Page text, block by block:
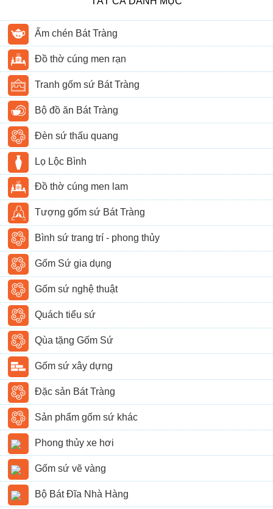
Ấm chén Bát Tràng
Đồ thờ cúng men rạn
Tranh gốm sứ Bát Tràng
Bộ đồ ăn Bát Tràng
Đèn sứ thấu quang
Lọ Lộc Bình
Đồ thờ cúng men lam
Tượng gốm sứ Bát Tràng
Bình sứ trang trí - phong thủy
Gốm Sứ gia dụng
Gốm sứ nghệ thuật
Quách tiểu sứ
Qùa tặng Gốm Sứ
Gốm sứ xây dựng
Đặc sản Bát Tràng
Sản phẩm gốm sứ khác
Phong thủy xe hơi
Gốm sứ vẽ vàng
Bộ Bát Đĩa Nhà Hàng